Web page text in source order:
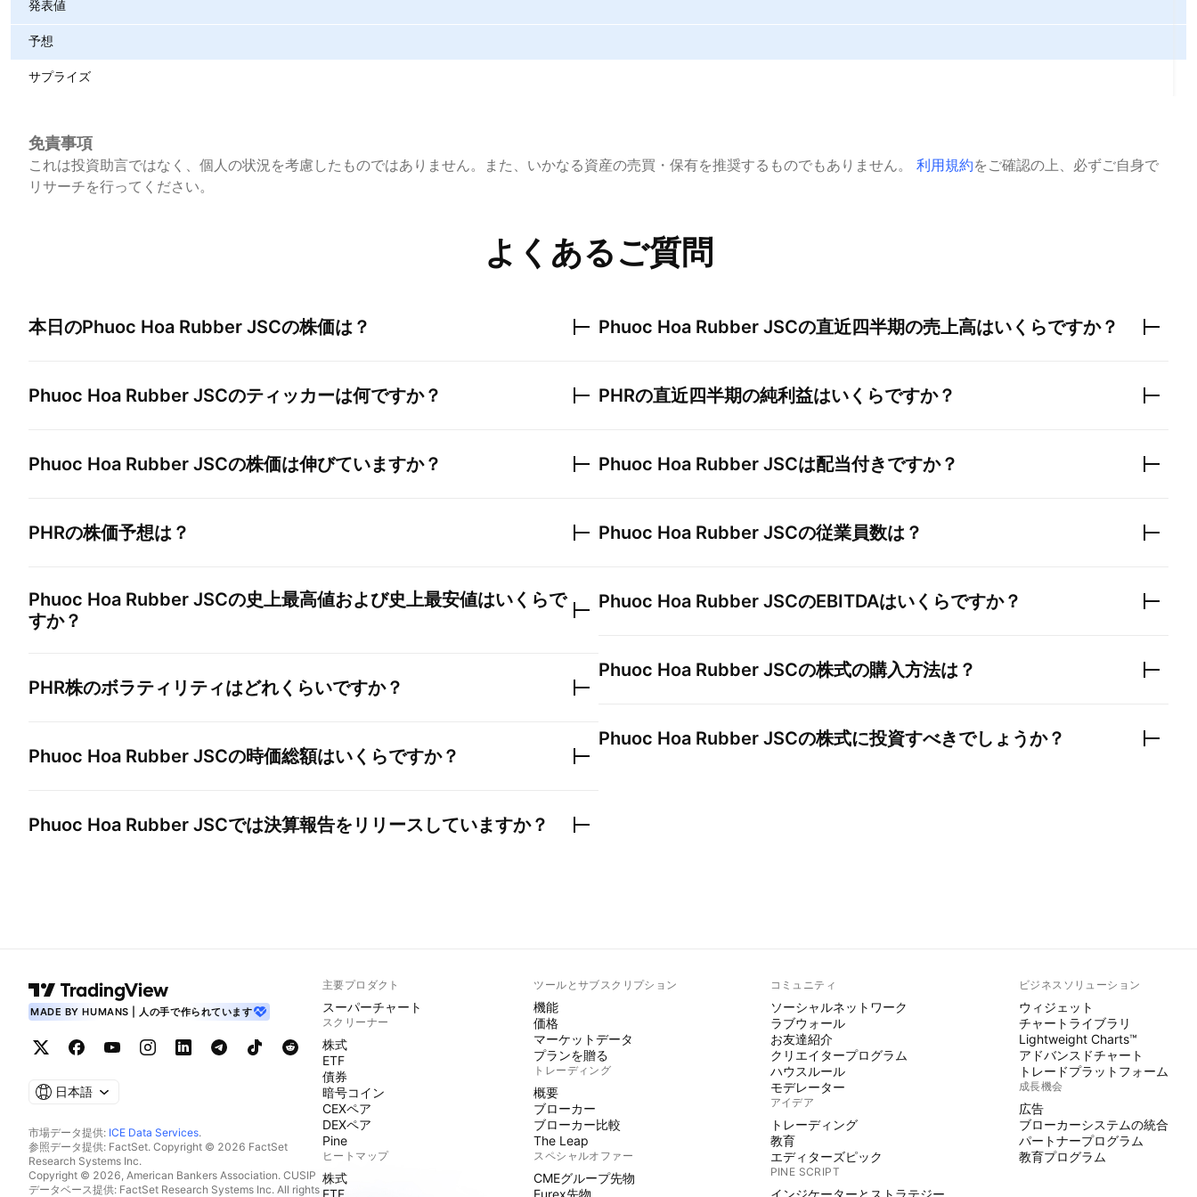
発表値
予想
サプライズ
免責事項
これは投資助言ではなく、個人の状況を考慮したものではありません。また、いかなる資産の売買・保有を推奨するものでもありません。 利用規約をご確認の上、必ずご自身で
リサーチを行ってください。
よくあるご質問
本日のPhuoc Hoa Rubber JSCの株価は？
Phuoc Hoa Rubber JSCのティッカーは何ですか？
Phuoc Hoa Rubber JSCの株価は伸びていますか？
PHRの株価予想は？
Phuoc Hoa Rubber JSCの史上最高値および史上最安値はいくらで
すか？
PHR株のボラティリティはどれくらいですか？
Phuoc Hoa Rubber JSCの時価総額はいくらですか？
Phuoc Hoa Rubber JSCでは決算報告をリリースしていますか？
Phuoc Hoa Rubber JSCの直近四半期の売上高はいくらですか？
PHRの直近四半期の純利益はいくらですか？
Phuoc Hoa Rubber JSCは配当付きですか？
Phuoc Hoa Rubber JSCの従業員数は？
Phuoc Hoa Rubber JSCのEBITDAはいくらですか？
Phuoc Hoa Rubber JSCの株式の購入方法は？
Phuoc Hoa Rubber JSCの株式に投資すべきでしょうか？
MADE BY HUMANS | 人の手で作られています
日本語
市場データ提供: ICE Data Services.
参照データ提供: FactSet. Copyright © 2026 FactSet
Research Systems Inc.
Copyright © 2026, American Bankers Association. CUSIP
データベース提供: FactSet Research Systems Inc. All rights
主要プロダクト
スーパーチャート
スクリーナー
株式
ETF
債券
暗号コイン
CEXペア
DEXペア
Pine
ヒートマップ
株式
ETF
ツールとサブスクリプション
機能
価格
マーケットデータ
プランを贈る
トレーディング
概要
ブローカー
ブローカー比較
The Leap
スペシャルオファー
CMEグループ先物
Eurex先物
コミュニティ
ソーシャルネットワーク
ラブウォール
お友達紹介
クリエイタープログラム
ハウスルール
モデレーター
アイデア
トレーディング
教育
エディターズピック
PINE SCRIPT
インジケーターとストラテジー
ビジネスソリューション
ウィジェット
チャートライブラリ
Lightweight Charts™
アドバンスドチャート
トレードプラットフォーム
成長機会
広告
ブローカーシステムの統合
パートナープログラム
教育プログラム